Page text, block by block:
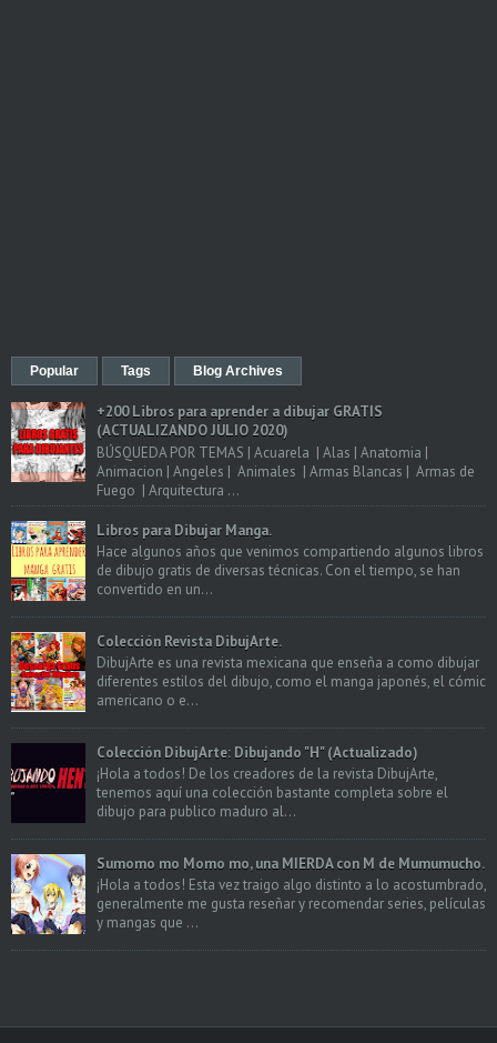
Popular Tags Blog Archives
+200 Libros para aprender a dibujar GRATIS
(ACTUALIZANDO JULIO 2020)
BÚSQUEDA POR TEMAS | Acuarela | Alas | Anatomia |
Animacion | Angeles | Animales | Armas Blancas | Armas de
Fuego | Arquitectura ...
Libros para Dibujar Manga.
Hace algunos años que venimos compartiendo algunos libros
de dibujo gratis de diversas técnicas. Con el tiempo, se han
convertido en un...
Colección Revista DibujArte.
DibujArte es una revista mexicana que enseña a como dibujar
diferentes estilos del dibujo, como el manga japonés, el cómic
americano o e...
Colección DibujArte: Dibujando "H" (Actualizado)
¡Hola a todos! De los creadores de la revista DibujArte,
tenemos aquí una colección bastante completa sobre el
dibujo para publico maduro al...
Sumomo mo Momo mo, una MIERDA con M de Mumumucho.
¡Hola a todos! Esta vez traigo algo distinto a lo acostumbrado,
generalmente me gusta reseñar y recomendar series, películas
y mangas que ...